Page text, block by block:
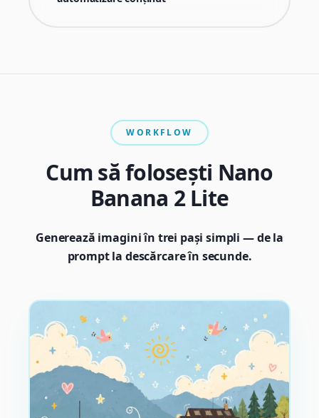
WORKFLOW
Cum să folosești Nano
Banana 2 Lite
Generează imagini în trei pași simpli — de la
prompt la descărcare în secunde.